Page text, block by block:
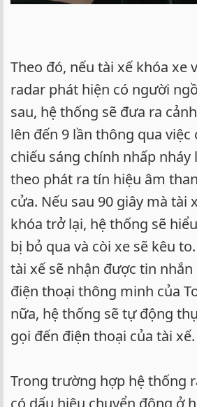
Theo đó, nếu tài xế khóa xe
radar phát hiện có người
sau, hệ thống sẽ đưa ra
lên đến 9 lần thông qua việc
chiếu sáng chính nhấp nháy
theo phát ra tín hiệu âm
cửa. Nếu sau 90 giây mà tài
khóa trở lại, hệ thống sẽ
bị bỏ qua và còi xe sẽ kêu
tài xế sẽ nhận được tin
điện thoại thông minh của
nữa, hệ thống sẽ tự động
gọi đến điện thoại của tài xế.
Trong trường hợp hệ thống